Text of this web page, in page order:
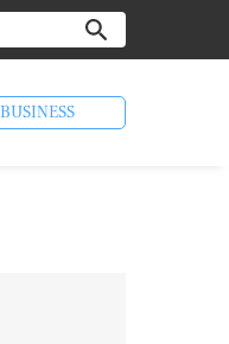
BUSINESS